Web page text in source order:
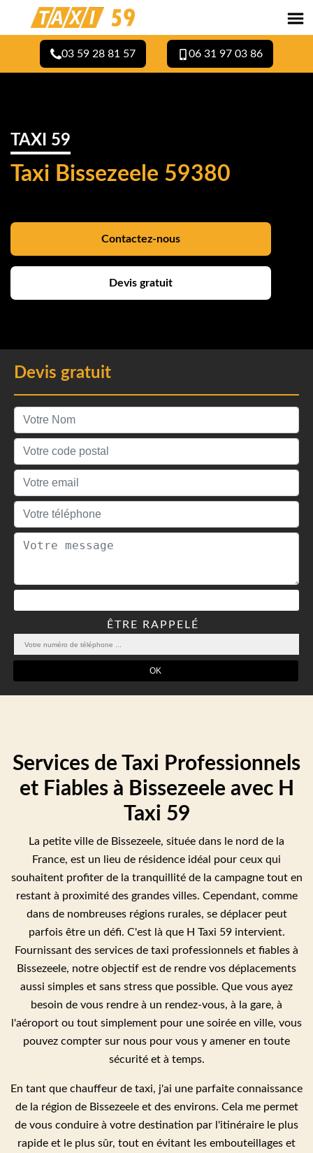
03 59 28 81 57 06 31 97 03 86
TAXI 59
Taxi Bissezeele 59380
Contactez-nous
Devis gratuit
Devis gratuit
ÊTRE RAPPELÉ
Services de Taxi Professionnels
et Fiables à Bissezeele avec H
Taxi 59
La petite ville de Bissezeele, située dans le nord de la
France, est un lieu de résidence idéal pour ceux qui
souhaitent profiter de la tranquillité de la campagne tout en
restant à proximité des grandes villes. Cependant, comme
dans de nombreuses régions rurales, se déplacer peut
parfois être un défi. C'est là que H Taxi 59 intervient.
Fournissant des services de taxi professionnels et fiables à
Bissezeele, notre objectif est de rendre vos déplacements
aussi simples et sans stress que possible. Que vous ayez
besoin de vous rendre à un rendez-vous, à la gare, à
l'aéroport ou tout simplement pour une soirée en ville, vous
pouvez compter sur nous pour vous y amener en toute
sécurité et à temps.
En tant que chauffeur de taxi, j'ai une parfaite connaissance
de la région de Bissezeele et des environs. Cela me permet
de vous conduire à votre destination par l'itinéraire le plus
rapide et le plus sûr, tout en évitant les embouteillages et